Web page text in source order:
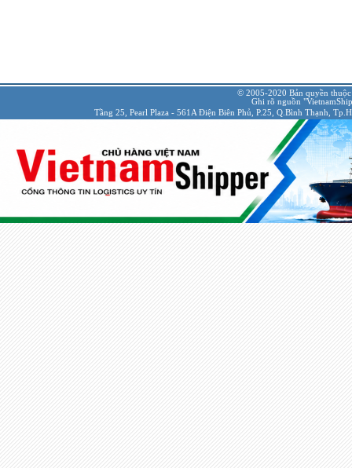
© 2005-2020 Bản quyền
Ghi rõ nguồn
Tầng 25, Pearl Plaza - 561A Điện Biên Phủ, P.25, Q.Bình Thạnh,